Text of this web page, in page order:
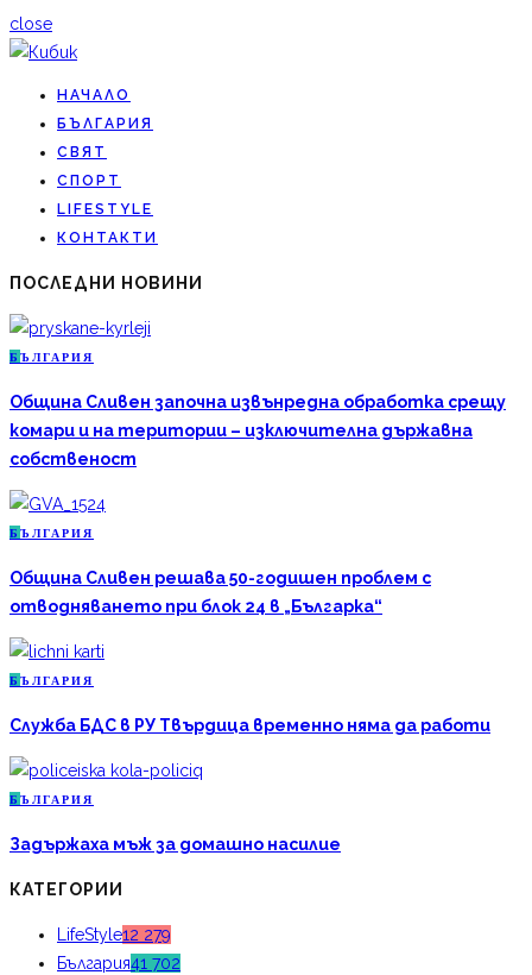
close
НАЧАЛО
БЪЛГАРИЯ
СВЯТ
СПОРТ
LIFESTYLE
КОНТАКТИ
ПОСЛЕДНИ НОВИНИ
Б ЪЛГАРИЯ
Община Сливен започна извънредна обработка срещу
комари и на територии – изключителна държавна
собственост
Б ЪЛГАРИЯ
Община Сливен решава 50-годишен проблем с
отводняването при блок 24 в „Българка“
Б ЪЛГАРИЯ
Служба БДС в РУ Твърдица временно няма да работи
Б ЪЛГАРИЯ
Задържаха мъж за домашно насилие
КАТЕГОРИИ
LifeStyle12 279
България41 702